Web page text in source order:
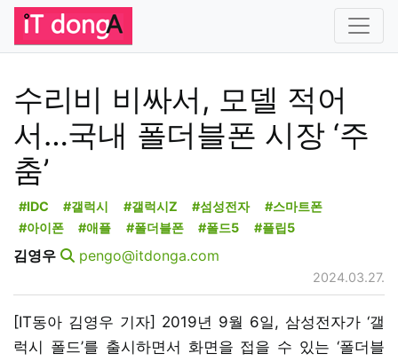
수리비 비싸서, 모델 적어
서…국내 폴더블폰 시장 ‘주
춤’
#IDC #갤럭시 #갤럭시Z #섬성전자
#스마트폰
#아이폰
#애플 #폴더블폰 #폴드5 #플립5
김영우 pengo@itdonga.com
2024.03.27.
[IT동아 김영우 기자] 2019년 9월 6일, 삼성전자가 ‘갤
럭시 폴드’를 출시하면서 화면을 접을 수 있는 ‘폴더블